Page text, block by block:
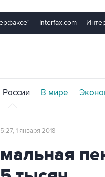
Interfax.com
России В мире
1 января 2018